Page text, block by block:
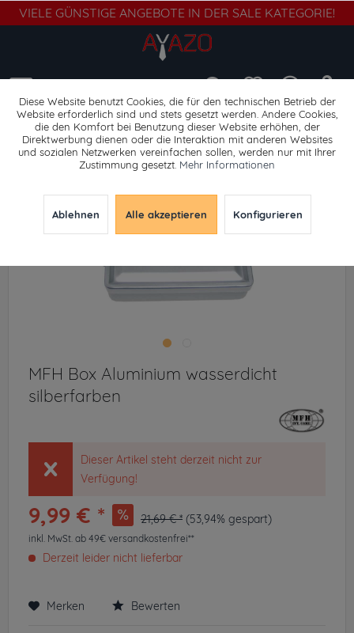
VIELE GÜNSTIGE ANGEBOTE IN DER SALE KATEGORIE!
Trinkflaschen & Boxen
MFH Box Aluminium wasserdicht
silberfarben
Dieser Artikel steht derzeit nicht zur
Verfügung!
9,99 € * 21,69 € * (53,94% gespart)
inkl. MwSt. ab 49€ versandkostenfrei**
Derzeit leider nicht lieferbar
Merken Bewerten
Diese Website benutzt Cookies, die für den technischen Betrieb der
Website erforderlich sind und stets gesetzt werden. Andere Cookies,
die den Komfort bei Benutzung dieser Website erhöhen, der
Direktwerbung dienen oder die Interaktion mit anderen Websites
und sozialen Netzwerken vereinfachen sollen, werden nur mit Ihrer
Zustimmung gesetzt. Mehr Informationen
Ablehnen Alle akzeptieren Konfigurieren